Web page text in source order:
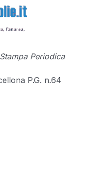
Periodica
P.G. n.64